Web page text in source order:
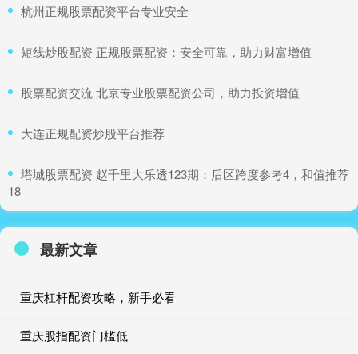
​杭州正规股票配资平台专业安全
​短线炒股配资 正规股票配资：安全可靠，助力财富增值
​股票配资交流 北京专业股票配资公司，助力投资增值
​大连正规配资炒股平台推荐
​塔城股票配资 赵千里大乐透123期：后区跨度参考4，和值推荐
18
最新文章
重庆杠杆配资攻略，新手必看
重庆股指配资门槛低